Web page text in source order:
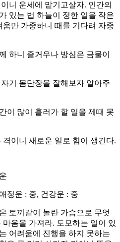
니 운세에 맡기고살자. 인간의
있는 법 하늘이 정한 일을 작은
만 가중하니 때를 기다려 자중
하니 즐거우나 방심은 금물이
기 몸단장을 잘해보자 알아주
이 많이 흘러가 할 일을 제때 못
이니 새로운 일로 힘이 생긴다.
정운 : 중, 건강운 : 중
토끼같이 놀란 가슴으로 무엇
마음을 가져라. 도모하는 일이 있
어려움에 진행을 하지 못하는